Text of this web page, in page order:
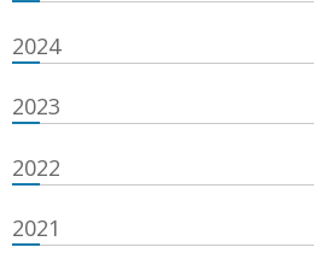
2024
2023
2022
2021